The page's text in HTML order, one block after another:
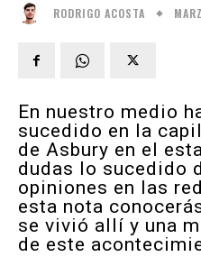
RODRIGO ACOSTA
En nuestro medio
sucedido en la
de Asbury en el
dudas lo sucedido
opiniones en las
esta nota
se vivió allí y una
de este